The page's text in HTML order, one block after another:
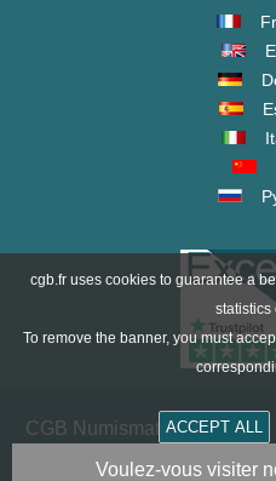
CGB Numismatics Paris -
FRANCE -
cgb.fr uses cookies to guarantee a
statistics
To remove the banner, you must
ACCEPT ALL
Voulez-vous visiter